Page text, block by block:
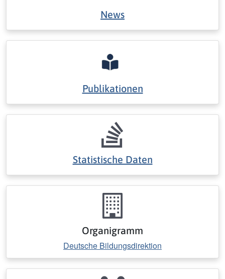
News
Publikationen
Statistische Daten
Organigramm
Deutsche Bildungsdirektion